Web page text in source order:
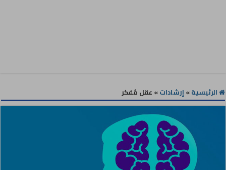
الرئيسية» إرشادات» عقل مُفكر